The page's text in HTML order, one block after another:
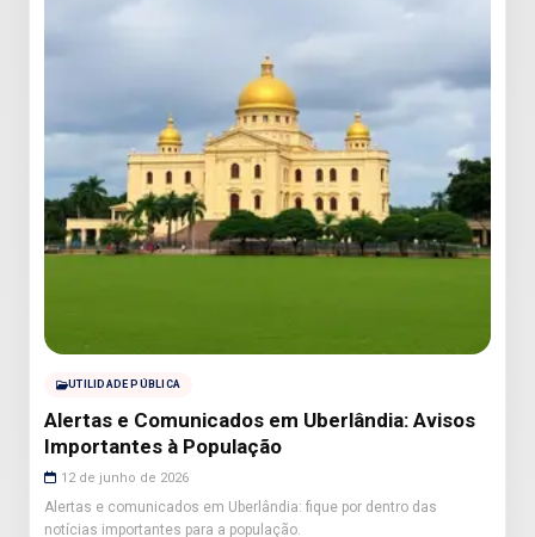
UTILIDADE PÚBLICA
Alertas e Comunicados em Uberlândia: Avisos
Importantes à População
12 de junho de 2026
Alertas e comunicados em Uberlândia: fique por dentro das
notícias importantes para a população.